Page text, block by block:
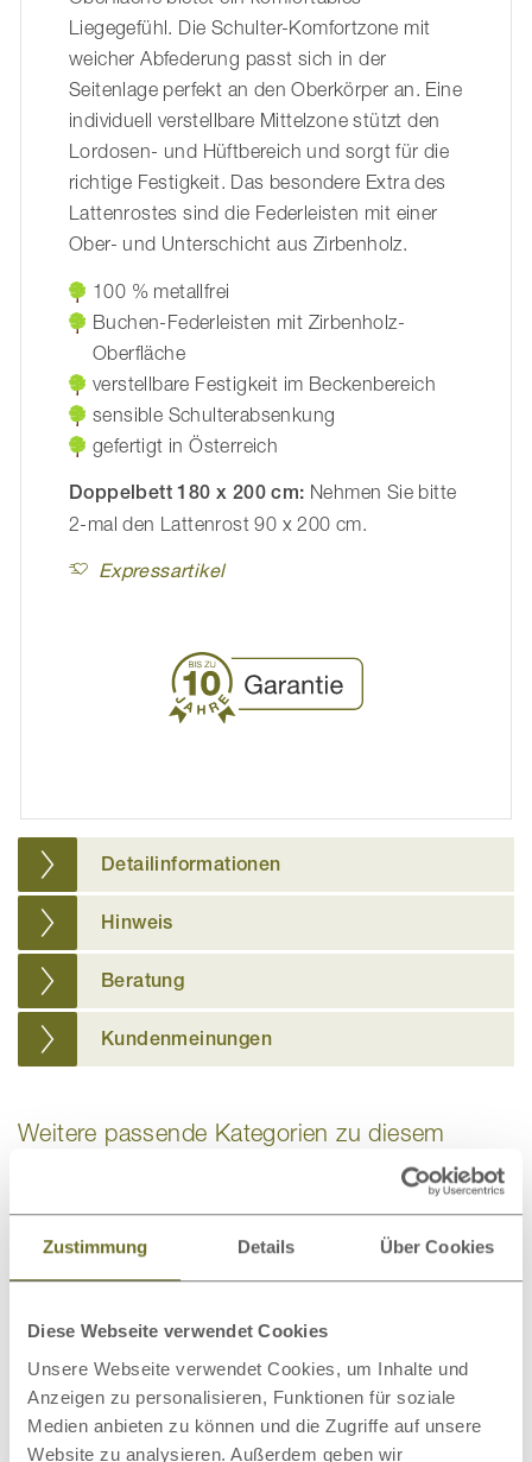
Zustimmung Details Über Cookies
Diese Webseite verwendet Cookies
Unsere Webseite verwendet Cookies, um Inhalte und
Anzeigen zu personalisieren, Funktionen für soziale
Medien anbieten zu können und die Zugriffe auf unsere
Website zu analysieren. Außerdem geben wir
Liegegefühl. Die Schulter-Komfortzone mit
weicher Abfederung passt sich in der
Seitenlage perfekt an den Oberkörper an. Eine
individuell verstellbare Mittelzone stützt den
Lordosen- und Hüftbereich und sorgt für die
richtige Festigkeit. Das besondere Extra des
Lattenrostes sind die Federleisten mit einer
Ober- und Unterschicht aus Zirbenholz.
100 % metallfrei
Buchen-Federleisten mit Zirbenholz-
Oberfläche
verstellbare Festigkeit im Beckenbereich
sensible Schulterabsenkung
gefertigt in Österreich
Doppelbett 180 x 200 cm: Nehmen Sie bitte
2-mal den Lattenrost 90 x 200 cm.
Expressartikel
Detailinformationen
Hinweis
Beratung
Kundenmeinungen
Weitere passende Kategorien zu diesem
Latexmatratzen